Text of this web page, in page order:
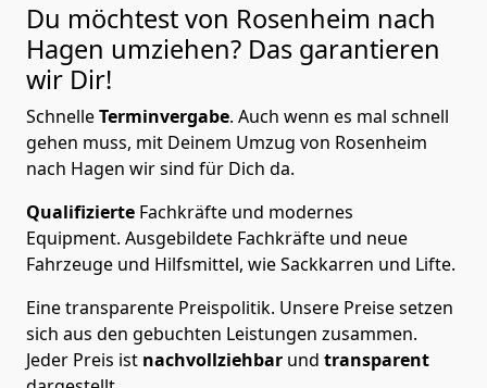
Du möchtest von Rosenheim nach
Hagen umziehen? Das garantieren
wir Dir!
SchnelleTerminvergabe. Auch wenn es mal schnell
gehen muss, mit Deinem Umzug von Rosenheim
nach Hagen wir sind für Dich da.
Qualifizierte Fachkräfte und modernes
Equipment. Ausgebildete Fachkräfte und neue
Fahrzeuge und Hilfsmittel, wie Sackkarren und Lifte.
Eine transparente Preispolitik. Unsere Preise setzen
sich aus den gebuchten Leistungen zusammen.
Jeder Preis ist nachvollziehbar und transparent